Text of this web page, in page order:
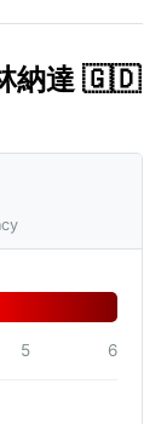
納達 🇬🇩
5 6